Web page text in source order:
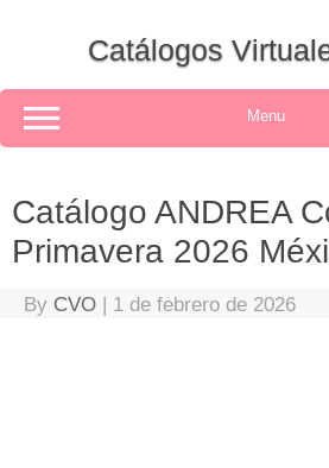
Catálogos
Menu
Catálogo ANDREA
Primavera 2026
By CVO | 1 de febrero de 2026